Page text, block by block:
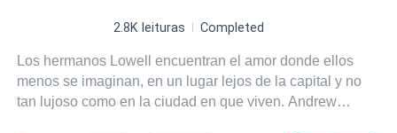
2.8K leituras Completed
Los hermanos Lowell encuentran el amor donde ellos
menos se imaginan, en un lugar lejos de la capital y no
tan lujoso como en la ciudad en que viven. Andrew